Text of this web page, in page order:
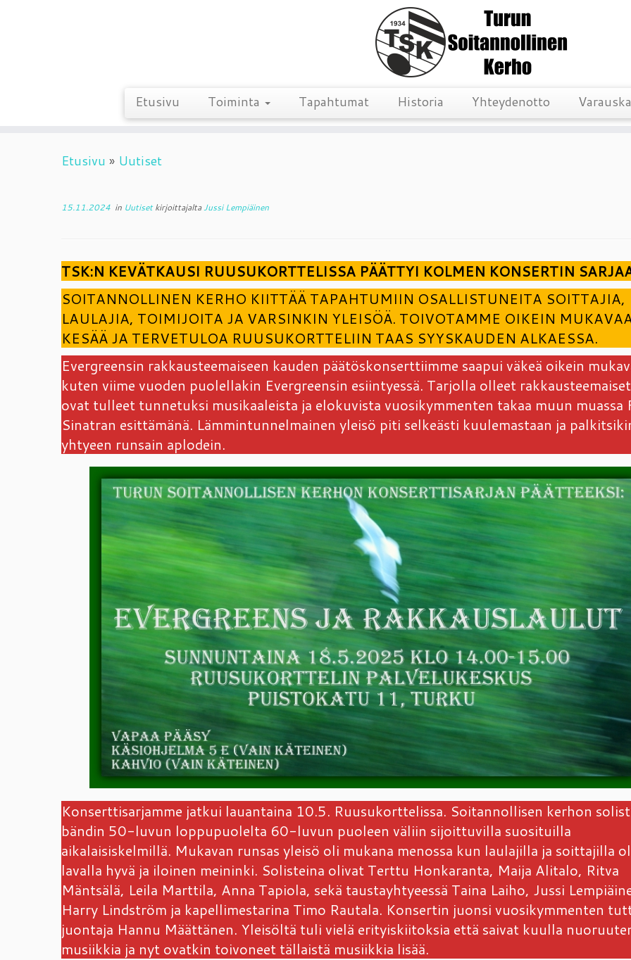
Etusivu Toiminta Tapahtumat Historia Yhteydenotto
Etusivu » Uutiset
15.11.2024 in UutisetkirjoittajaltaJussi Lempiäinen
TSK:N KEVÄTKAUSI RUUSUKORTTELISSA PÄÄTTYI KOLMEN KONSERTIN
SOITANNOLLINEN KERHO KIITTÄÄ TAPAHTUMIIN OSALLISTUNEITA SOITTAJIA,
LAULAJIA, TOIMIJOITA JA VARSINKIN YLEISÖÄ. TOIVOTAMME OIKEIN
KESÄÄ JA TERVETULOA RUUSUKORTTELIIN TAAS SYYSKAUDEN ALKAESSA.
Evergreensin rakkausteemaiseen kauden päätöskonserttiimme saapui väkeä oikein
kuten viime vuoden puolellakin Evergreensin esiintyessä. Tarjolla olleet
ovat tulleet tunnetuksi musikaaleista ja elokuvista vuosikymmenten takaa muun muassa
Sinatran esittämänä. Lämmintunnelmainen yleisö piti selkeästi kuulemastaan ja
yhtyeen runsain aplodein.
Konserttisarjamme jatkui lauantaina 10.5. Ruusukorttelissa. Soitannollisen kerhon
bändin 50-luvun loppupuolelta 60-luvun puoleen väliin sijoittuvilla suosituilla
aikalaisiskelmillä. Mukavan runsas yleisö oli mukana menossa kun laulajilla ja soittajilla
lavalla hyvä ja iloinen meininki. Solisteina olivat Terttu Honkaranta, Maija Alitalo, Ritva
Mäntsälä, Leila Marttila, Anna Tapiola, sekä taustayhtyeessä Taina Laiho, Jussi
Harry Lindström ja kapellimestarina Timo Rautala. Konsertin juonsi vuosikymmenten
juontaja Hannu Määttänen. Yleisöltä tuli vielä erityiskiitoksia että saivat kuulla
musiikkia ja nyt ovatkin toivoneet tällaistä musiikkia lisää.